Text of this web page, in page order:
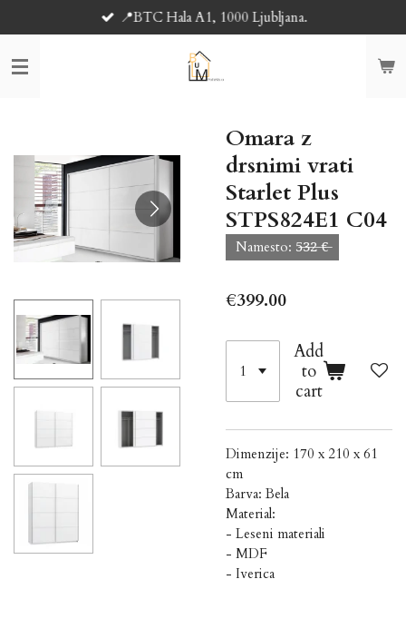
to
main
content
📍BTC Hala A1, 1000 Ljubljana.
Omara z
drsnimi vrati
Starlet Plus
STPS824E1 C04
Namesto: 5̶3̶2̶ €̶
€399.00
Add
to
cart
Dimenzije: 170 x 210 x 61
cm
Barva: Bela
Material:
- Leseni materiali
- MDF
- Iverica